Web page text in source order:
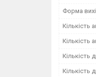
Форма
Кількість
Кількість
Кількість
Кількість